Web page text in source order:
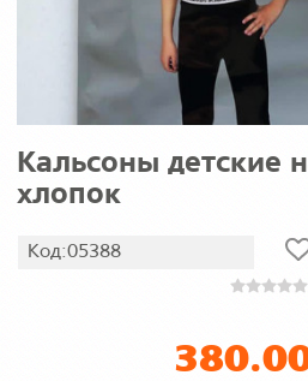
Кальсоны детские
хлопок
Код:05388